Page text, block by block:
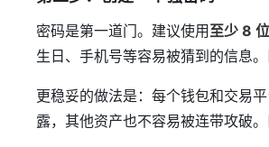
密码是第一道门。建议使用 至少 8
生日、手机号等容易被猜到的信息
更稳妥的做法是：每个钱包和交易
露，其他资产也不容易被连带攻破